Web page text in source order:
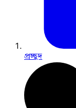
প্রচ্ছদ